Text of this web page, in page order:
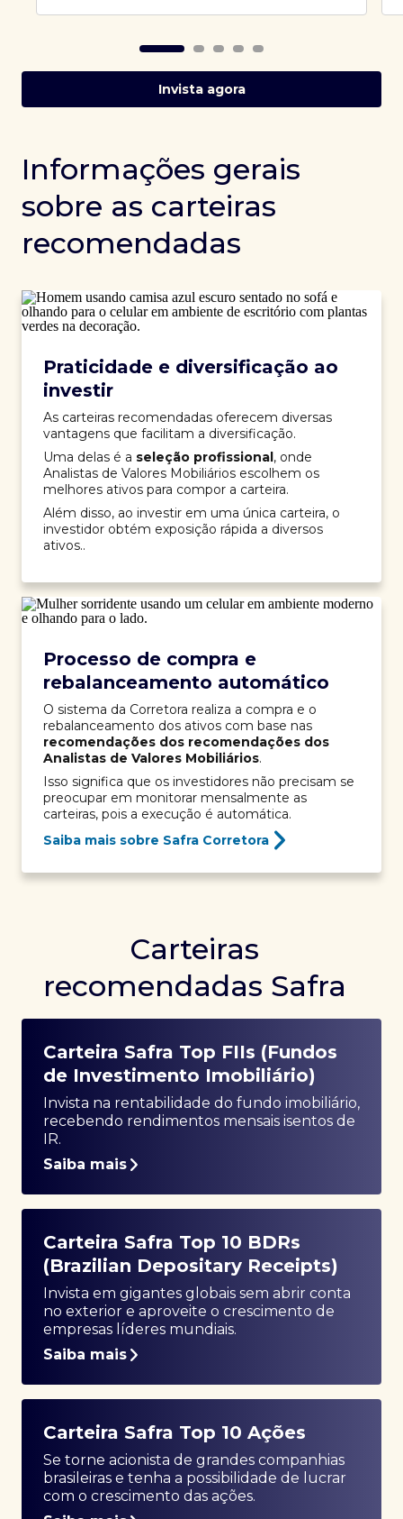
Invista agora
Informações gerais
sobre as carteiras
recomendadas
Praticidade e diversificação ao
investir
As carteiras recomendadas oferecem diversas
vantagens que facilitam a diversificação.
Uma delas é a seleção profissional, onde
Analistas de Valores Mobiliários escolhem os
melhores ativos para compor a carteira.
Além disso, ao investir em uma única carteira, o
investidor obtém exposição rápida a diversos
ativos..
Processo de compra e
rebalanceamento automático
O sistema da Corretora realiza a compra e o
rebalanceamento dos ativos com base nas
recomendações dos recomendações dos
Analistas de Valores Mobiliários.
Isso significa que os investidores não precisam se
preocupar em monitorar mensalmente as
carteiras, pois a execução é automática.
Saiba mais sobre Safra Corretora
Carteiras
recomendadas Safra
Carteira Safra Top FIIs (Fundos
de Investimento Imobiliário)
Invista na rentabilidade do fundo imobiliário,
recebendo rendimentos mensais isentos de
IR.
Saiba mais
Carteira Safra Top 10 BDRs
(Brazilian Depositary Receipts)
Invista em gigantes globais sem abrir conta
no exterior e aproveite o crescimento de
empresas líderes mundiais.
Saiba mais
Carteira Safra Top 10 Ações
Se torne acionista de grandes companhias
brasileiras e tenha a possibilidade de lucrar
com o crescimento das ações.